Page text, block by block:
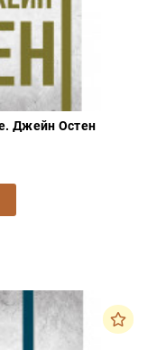
Джейн Остен